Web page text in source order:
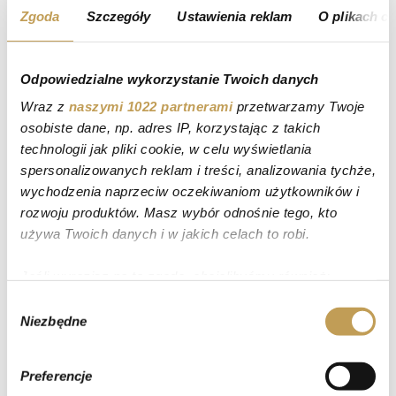
Zgoda Szczegóły Ustawienia reklam O plikach
Odpowiedzialne wykorzystanie Twoich danych
Wraz z naszymi 1022 partneramiprzetwarzamy Twoje
osobiste dane, np. adres IP, korzystając z takich
technologii jak pliki cookie, w celu wyświetlania
spersonalizowanych reklam i treści, analizowania tychże,
wychodzenia naprzeciw oczekiwaniom użytkowników i
rozwoju produktów. Masz wybór odnośnie tego, kto
używa Twoich danych i w jakich celach to robi.
geograficznej z dokładnością nawet do kilku metrów
analizując charakteryzującego je zbiory danych
(fingerprinting, czyli wirtualny odcisk palca)
zgody
Niezbędne
Preferencje
KLERY
Ciastka